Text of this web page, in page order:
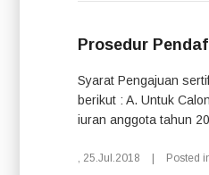
Prosedur
Syarat Pengajuan
berikut : A. Untuk
iuran anggota tahun
, 25.Jul.2018 Posted